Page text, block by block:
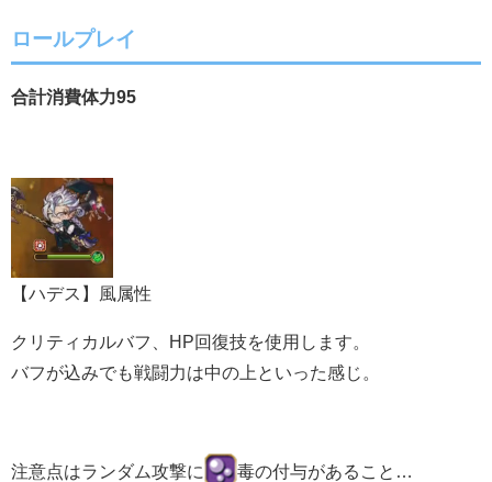
ロールプレイ
合計消費体力95
【ハデス】風属性
クリティカルバフ、HP回復技を使用します。
バフが込みでも戦闘力は中の上といった感じ。
注意点はランダム攻撃に 毒の付与があること…